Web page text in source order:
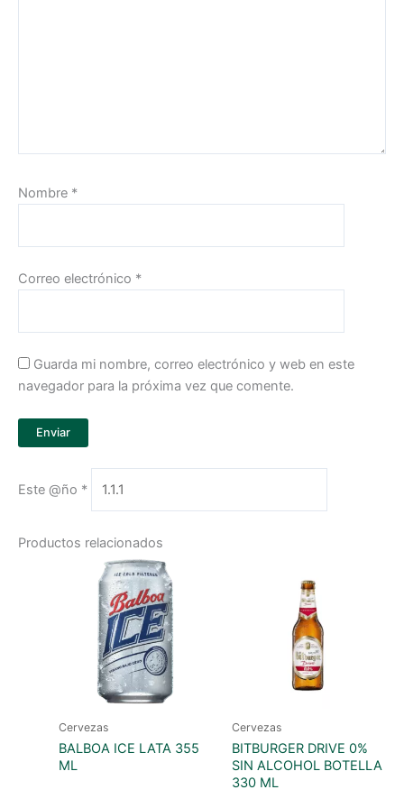
Nombre *
Correo electrónico *
Guarda mi nombre, correo electrónico y web en este
navegador para la próxima vez que comente.
Este @ño *
Productos relacionados
Cervezas
BALBOA ICE LATA 355
ML
Cervezas
BITBURGER DRIVE 0%
SIN ALCOHOL BOTELLA
330 ML